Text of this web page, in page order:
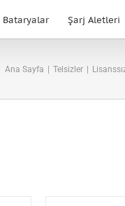
Bataryalar Şarj Aletleri
Ana Sayfa | Telsizler |